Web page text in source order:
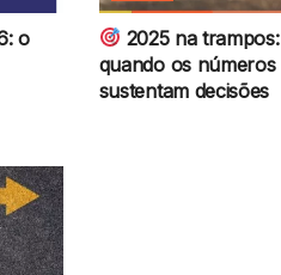
o
2025 na trampos:
quando os números
sustentam decisões